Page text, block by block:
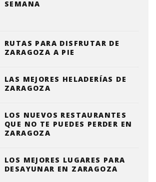
SEMANA
RUTAS PARA DISFRUTAR DE
ZARAGOZA A PIE
LAS MEJORES HELADERÍAS DE
ZARAGOZA
LOS NUEVOS RESTAURANTES
QUE NO TE PUEDES PERDER EN
ZARAGOZA
LOS MEJORES LUGARES PARA
DESAYUNAR EN ZARAGOZA